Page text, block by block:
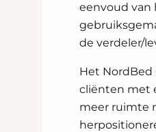
eenvoud van
de verdeler/
Het
cliënten met
meer ruimte